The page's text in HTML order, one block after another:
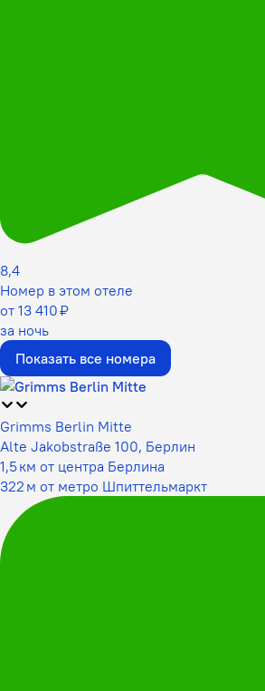
8,4
Номер в этом отеле
от 13 410 ₽
за ночь
Показать все номера
Grimms Berlin Mitte
Alte Jakobstraße 100, Берлин
1,5 км от центра Берлина
322 м от метро Шпиттельмаркт